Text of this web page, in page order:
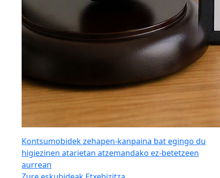
Kontsumobidek zehapen-kanpaina bat egingo du
higiezinen atarietan atzemandako ez-betetzeen
aurrean